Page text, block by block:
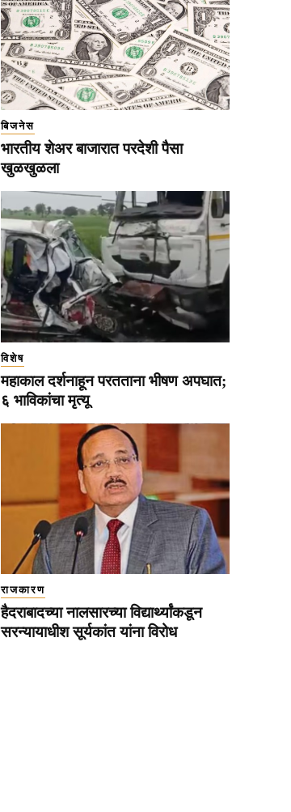
बिजनेस
भारतीय शेअर बाजारात परदेशी पैसा
खुळखुळला
विशेष
महाकाल दर्शनाहून परतताना भीषण अपघात;
६ भाविकांचा मृत्यू
राजकारण
हैदराबादच्या नालसारच्या विद्यार्थ्यांकडून
सरन्यायाधीश सूर्यकांत यांना विरोध